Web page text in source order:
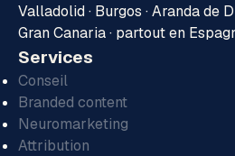
Valladolid · Burgos · Aranda de
Gran Canaria · partout en
Services
Conseil
Branded content
Neuromarketing
Attribution